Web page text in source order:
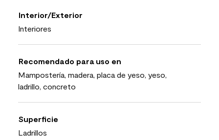
Interior/Exterior
Interiores
Recomendado para uso en
Mampostería, madera, placa de yeso, yeso,
ladrillo, concreto
Superficie
Ladrillos